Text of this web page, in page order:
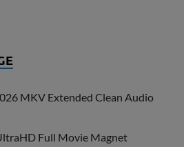
MKV Extended Clean Audio
Full Movie Magnet